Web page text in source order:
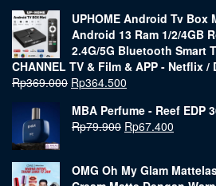
UPHOME Android Tv Box
Android 13 Ram 1/2/4GB
2.4G/5G Bluetooth Smart
CHANNEL TV & Film & APP - Netflix /
Rp369.000 Rp364.500
MBA Perfume - Reef EDP
Rp79.900 Rp67.400
OMG Oh My Glam